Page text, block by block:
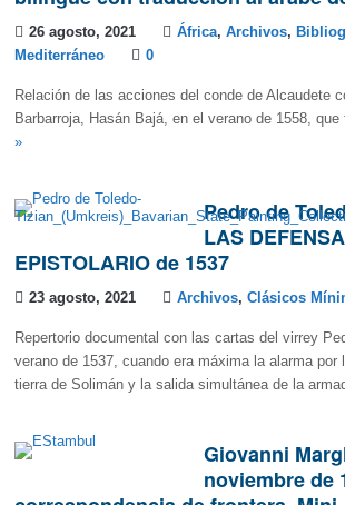
26 agosto, 2021 África, Archivos,
Mediterráneo
0
Relación de las acciones del conde de Alcaudete
Barbarroja, Hasán Bajá, en el verano de 1558,
»
Pedro de
LAS
EPISTOLARIO de 1537
23 agosto, 2021 Archivos, Clásicos
Repertorio documental con las cartas del virrey
verano de 1537, cuando era máxima la alarma
tierra de Solimán y la salida simultánea de la
Giovanni
noviembre de